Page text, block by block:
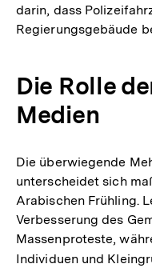
darin, dass
Regierungsgebäude
Die Rolle
Medien
Die überwiegende
unterscheidet sich
Arabischen Frühling.
Verbesserung des
Massenproteste,
Individuen und